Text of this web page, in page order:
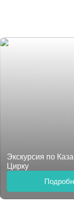
Экскурсия по
Цирку